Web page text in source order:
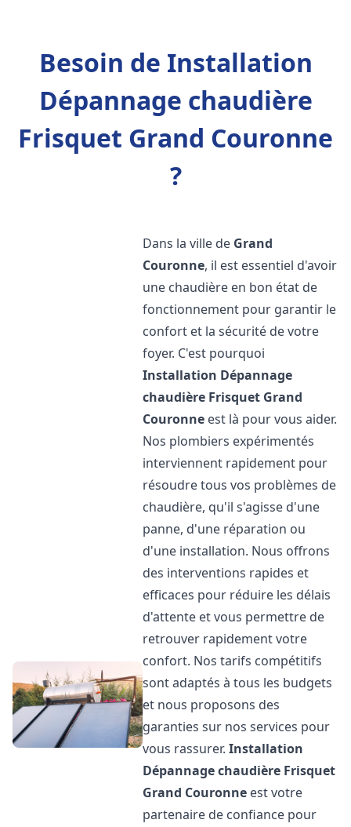
Besoin de Installation
Dépannage chaudière
Frisquet Grand Couronne
?
Dans la ville de Grand
Couronne, il est essentiel d'avoir
une chaudière en bon état de
fonctionnement pour garantir le
confort et la sécurité de votre
foyer. C'est pourquoi
Installation Dépannage
chaudière Frisquet Grand
Couronne est là pour vous aider.
Nos plombiers expérimentés
interviennent rapidement pour
résoudre tous vos problèmes de
chaudière, qu'il s'agisse d'une
panne, d'une réparation ou
d'une installation. Nous offrons
des interventions rapides et
efficaces pour réduire les délais
d'attente et vous permettre de
retrouver rapidement votre
confort. Nos tarifs compétitifs
sont adaptés à tous les budgets
et nous proposons des
garanties sur nos services pour
vous rassurer.Installation
Dépannage chaudière Frisquet
Grand Couronne est votre
partenaire de confiance pour